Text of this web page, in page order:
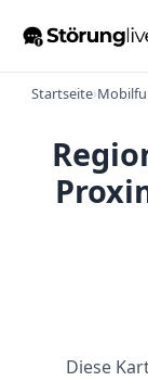
Startseite›
Diese